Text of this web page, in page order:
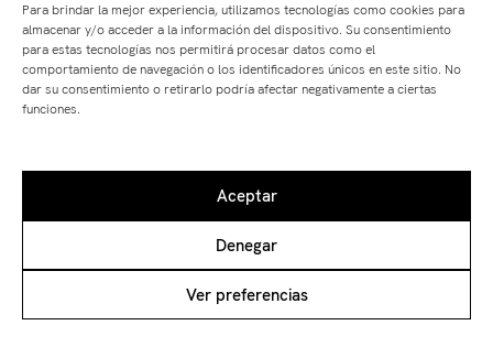
Para brindar la mejor experiencia, utilizamos tecnologías como cookies para
almacenar y/o acceder a la información del dispositivo. Su consentimiento
para estas tecnologías nos permitirá procesar datos como el
comportamiento de navegación o los identificadores únicos en este sitio. No
dar su consentimiento o retirarlo podría afectar negativamente a ciertas
funciones.
Aceptar
Denegar
Ver preferencias
Trabaja con Nosotros
Fórmate con Nosotros